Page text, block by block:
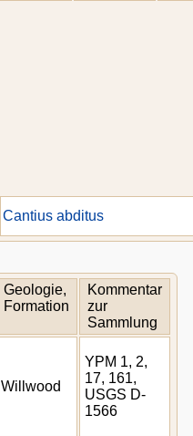
Cantius abditus
Geologie,
Formation
Kommentar
zur
Sammlung
Willwood
YPM 1, 2,
17, 161,
USGS D-
1566